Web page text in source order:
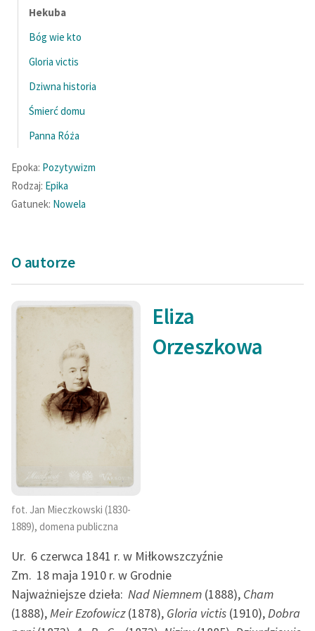
Ręce pełne poezji
Kolekcje edukacyjne
do domeny publicznej,
lektur szkolnych oraz
Starego Testamentu
Odkurzamy bohaterów
Szkoła Poezji Wolnych
Lektur
O nas
O projekcie
Zasady wykorzystania
Wolnych Lektur
Logotypy
Materiały promocyjne
Regulamin biblioteki
Dane fundacji i
sprawozdania finansowe
Informacja o treściach
wrażliwych
Deklaracja dostępności
Hekuba
Bóg wie kto
Gloria victis
Dziwna historia
Śmierć domu
Panna Róża
Epoka: Pozytywizm
Rodzaj: Epika
Gatunek: Nowela
O autorze
fot. Jan Mieczkowski (1830-
1889), domena publiczna
Eliza
Orzeszkowa
Ur. 6 czerwca 1841 r. w Miłkowszczyźnie
Zm. 18 maja 1910 r. w Grodnie
Najważniejsze dzieła: Nad Niemnem (1888), Cham
(1888), Meir Ezofowicz(1878), Gloria victis (1910), Dobra